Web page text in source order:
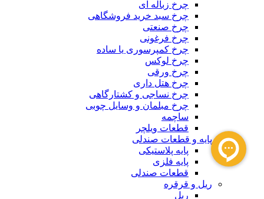
چرخ زباله ای
چرخ سبد خرید فروشگاهی
چرخ صنعتی
چرخ فرغونی
چرخ کمپرسوری یا ساده
چرخ لوکس
چرخ ورقی
چرخ هتل داری
چرخ نساجی و کشتارگاهی
چرخ مبلمان و وسایل چوبی
ساچمه
قطعات ویلچر
پایه و قطعات صندلی
پایه پلاستیکی
پایه فلزی
قطعات صندلی
ریل و قرقره
ریل